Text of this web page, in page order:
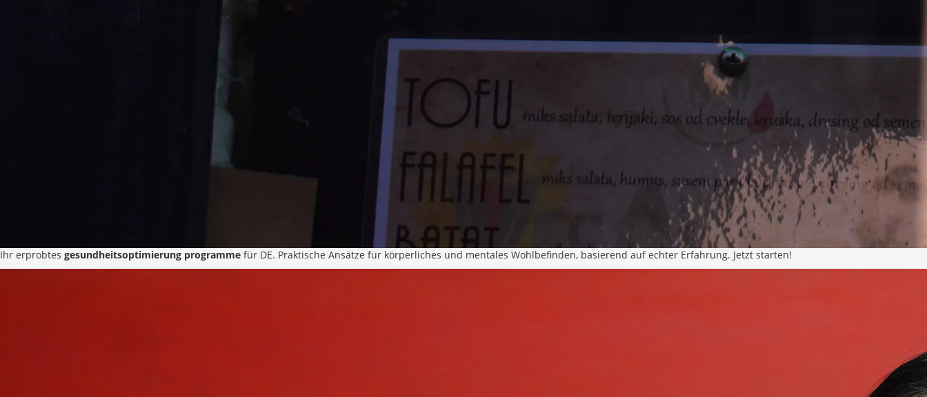
Ihr erprobtes gesundheitsoptimierung programme für DE. Praktische Ansätze für körperliches und mentales Wohlbefinden, basierend auf echter Erfahrung. Jetzt starten!